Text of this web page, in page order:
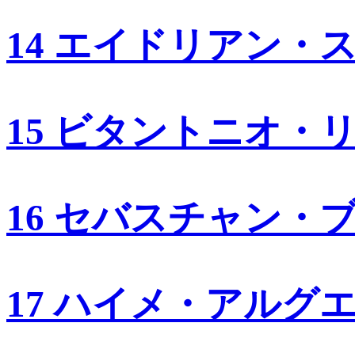
14 エイドリアン・
15 ビタントニオ・
16 セバスチャン・
17 ハイメ・アルグ